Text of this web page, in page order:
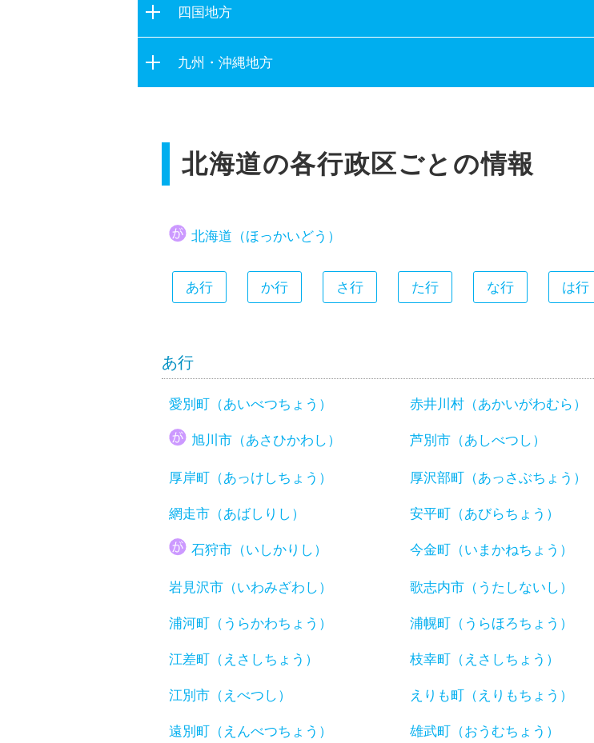
神奈川県
山梨県
長野県
岐阜県
三重県
大阪府
兵庫県
奈良県
和歌山県
岡山県
広島県
四国地方
九州・沖縄地方
長崎県
宮崎県
鹿児島県
沖縄県
北海道の各行政区ごとの情報
北海道（ほっかいどう）
あ行 か行 さ行 た行 な行 は行
あ行
愛別町（あいべつちょう） 赤井川村（あかいがわむら）
旭川市（あさひかわし） 芦別市（あしべつし）
厚岸町（あっけしちょう） 厚沢部町（あっさぶちょう）
網走市（あばしりし） 安平町（あびらちょう）
石狩市（いしかりし） 今金町（いまかねちょう）
岩見沢市（いわみざわし） 歌志内市（うたしないし）
浦河町（うらかわちょう） 浦幌町（うらほろちょう）
江差町（えさしちょう） 枝幸町（えさしちょう）
江別市（えべつし） えりも町（えりもちょう）
遠別町（えんべつちょう） 雄武町（おうむちょう）